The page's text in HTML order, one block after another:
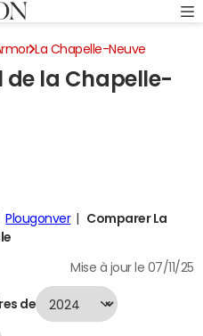
La Chapelle-Neuve
de la Chapelle-
Plougonver
Comparer La
Mise à jour le 07/11/25
de